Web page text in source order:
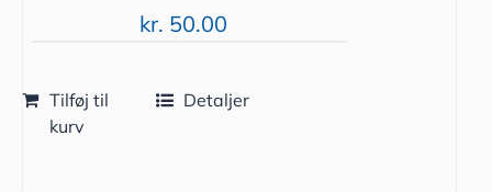
kr. 50.00
Tilføj til
kurv
Detaljer